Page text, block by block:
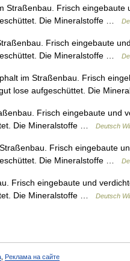
Straßenbau. Frisch eingebaute
Die Mineralstoffe …
Frisch eingebaute
Die Mineralstoffe …
im Straßenbau. Frisch
lose aufgeschüttet. Die
Frisch eingebaute und
Die Mineralstoffe …
Deutsch
Frisch eingebaute
Die Mineralstoffe …
Frisch eingebaute und
Die Mineralstoffe …
Deutsch
Реклама на сайте